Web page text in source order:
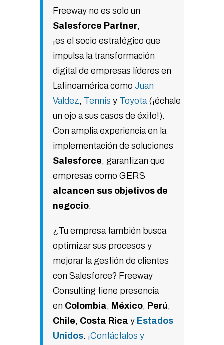
Freeway no es solo un
Salesforce Partner,
¡es el socio estratégico que
impulsa la transformación
digital de empresas líderes en
Latinoamérica como Juan
Valdez, Tennis y Toyota(¡échale
un ojo a sus casos de éxito!).
Con amplia experiencia en la
implementación de soluciones
Salesforce, garantizan que
empresas como GERS
alcancen sus objetivos de
negocio.
¿Tu empresa también busca
optimizar sus procesos y
mejorar la gestión de clientes
con Salesforce? Freeway
Consulting tiene presencia
en Colombia, México, Perú,
Chile, Costa Rica y Estados
Unidos. ¡Contáctalos y